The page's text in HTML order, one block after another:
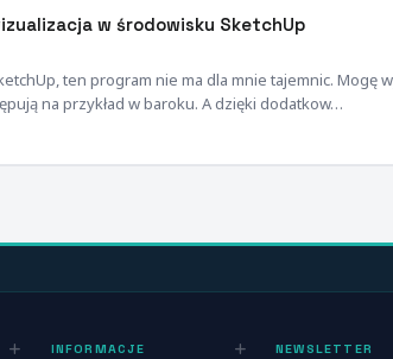
w środowisku SketchUp
ten program nie ma dla mnie tajemnic. Mogę
na przykład w baroku. A dzięki dodatkow…
INFORMACJE NEWSLETTER